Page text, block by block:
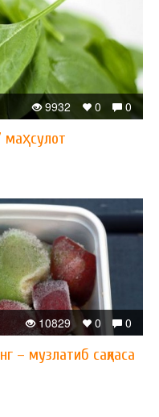
0
0
9932
маҳсулот
0
0
10829
– музлатиб сақласа